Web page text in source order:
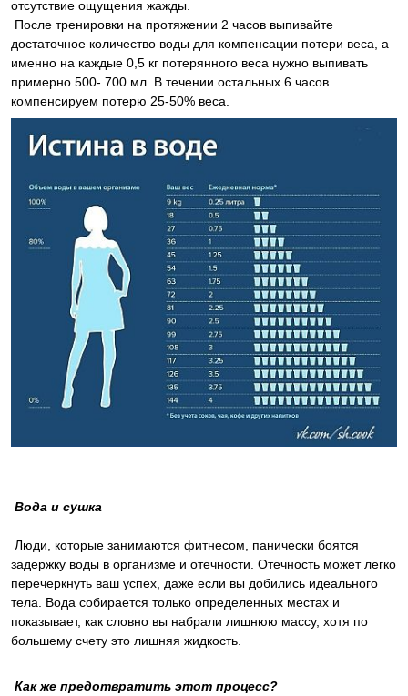
отсутствие ощущения жажды.
После тренировки на протяжении 2 часов выпивайте
достаточное количество воды для компенсации потери веса, а
именно на каждые 0,5 кг потерянного веса нужно выпивать
примерно 500- 700 мл. В течении остальных 6 часов
компенсируем потерю 25-50% веса.
Вода и сушка
Люди, которые занимаются фитнесом, панически боятся
задержку воды в организме и отечности. Отечность может легко
перечеркнуть ваш успех, даже если вы добились идеального
тела. Вода собирается только определенных местах и
показывает, как словно вы набрали лишнюю массу, хотя по
большему счету это лишняя жидкость.
Как же предотвратить этот процесс?